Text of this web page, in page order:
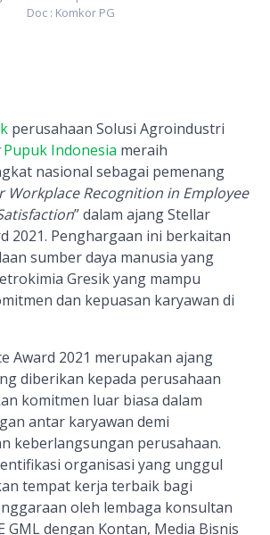
Doc : Komkor PG
perusahaan Solusi Agroindustri
Pupuk Indonesia meraih
nasional sebagai pemenang
Workplace Recognition in Employee
” dalam ajang Stellar
2021. Penghargaan ini berkaitan
sumber daya manusia yang
Gresik yang mampu
dan kepuasan karyawan di
Award 2021 merupakan ajang
diberikan kepada perusahaan
komitmen luar biasa dalam
antar karyawan demi
keberlangsungan perusahaan.
organisasi yang unggul
tempat kerja terbaik bagi
oleh lembaga konsultan
GML dengan Kontan, Media Bisnis